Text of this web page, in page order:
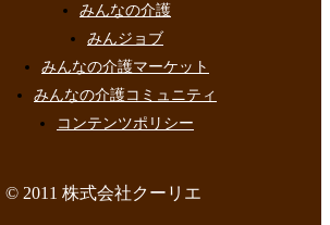
みんなの介護
みんジョブ
みんなの介護マーケット
みんなの介護コミュニティ
コンテンツポリシー
© 2011 株式会社クーリエ